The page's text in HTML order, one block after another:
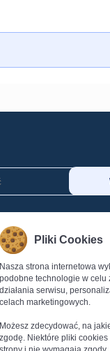
Pliki Cookies
Nasza strona internetowa
podobne technologie w celu
działania serwisu,
celach marketingowych.
Możesz zdecydować, na
zgodę. Niektóre pliki